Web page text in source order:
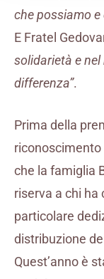
che possiamo
E Fratel
solidarietà e
differenza”.
Prima della
riconoscimento
che la famiglia
riserva a chi ha
particolare
distribuzione
Quest’anno è